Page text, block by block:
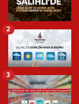
2
3